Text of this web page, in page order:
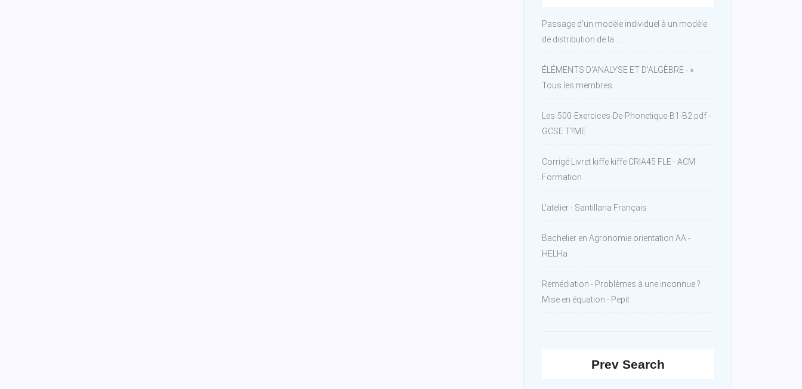
Passage d'un modèle individuel à un modèle
de distribution de la ...
ÉLÉMENTS D'ANALYSE ET D'ALGÈBRE - »
Tous les membres
Les-500-Exercices-De-Phonetique-B1-B2.pdf -
GCSE T?ME
Corrigé Livret kiffe kiffe CRIA45 FLE - ACM
Formation
L'atelier - Santillana Français
Bachelier en Agronomie orientation AA -
HELHa
Remédiation - Problèmes à une inconnue ?
Mise en équation - Pepit
Prev Search